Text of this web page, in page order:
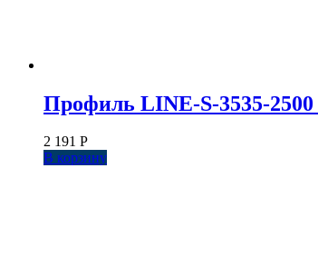
Профиль LINE-S-3535-
2 191 Р
В корзину